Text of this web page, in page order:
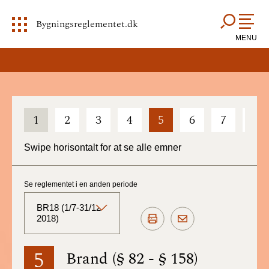
Bygningsreglementet.dk
MENU
1 2 3 4 5 6 7
Swipe horisontalt for at se alle emner
5 Brand (§ 82 - § 158)
Se reglementet i en anden periode
BR18 (1/7-31/12
2018)
BR18 (Aktuelt)